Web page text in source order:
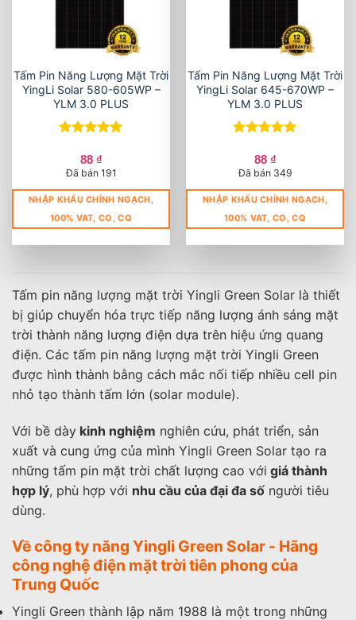
Tấm Pin Năng Lượng Mặt Trời
YingLi Solar 580-605WP –
YLM 3.0 PLUS
hạng5 5
sao
88 ₫
Đã bán 191
NHẬP KHẨU CHÍNH NGẠCH,
100% VAT, CO, CQ
Tấm Pin Năng Lượng Mặt Trời
YingLi Solar 645-670WP –
YLM 3.0 PLUS
hạng5 5
sao
88 ₫
Đã bán 349
NHẬP KHẨU CHÍNH NGẠCH,
100% VAT, CO, CQ
Tấm pin năng lượng mặt trời Yingli Green Solar là thiết
bị giúp chuyển hóa trực tiếp năng lượng ánh sáng mặt
trời thành năng lượng điện dựa trên hiệu ứng quang
điện. Các tấm pin năng lượng mặt trời Yingli Green
được hình thành bằng cách mắc nối tiếp nhiều cell pin
nhỏ tạo thành tấm lớn (solar module).
Với bề dày kinh nghiệm nghiên cứu, phát triển, sản
xuất và cung ứng của mình Yingli Green Solar tạo ra
những tấm pin mặt trời chất lượng cao với giá thành
hợp lý, phù hợp với nhu cầu của đại đa số người tiêu
dùng.
Về công ty năng Yingli Green Solar - Hãng
công nghệ điện mặt trời tiên phong của
Trung Quốc
Yingli Green thành lập năm 1988 là một trong những